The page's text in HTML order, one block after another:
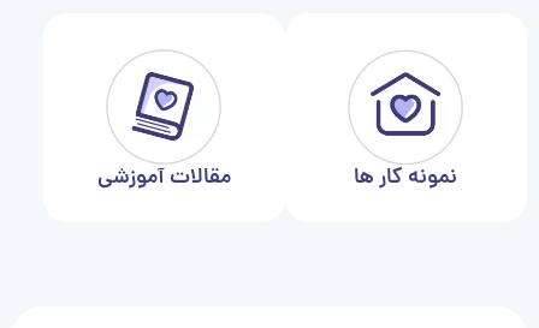
نمونه کار ها مقالات آموزشی